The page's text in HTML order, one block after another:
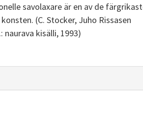
savolaxare är en av de
(C. Stocker, Juho Rissasen
naurava kisälli, 1993)